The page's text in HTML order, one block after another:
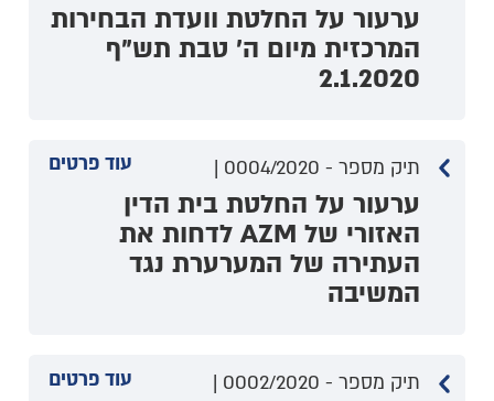
ערעור על החלטת וועדת הבחירות
המרכזית מיום ה' טבת תש"ף
2.1.2020
עוד פרטים תיק מספר - 0004/2020 |
ערעור על החלטת בית הדין
האזורי של AZM לדחות את
העתירה של המערערת נגד
המשיבה
עוד פרטים תיק מספר - 0002/2020 |